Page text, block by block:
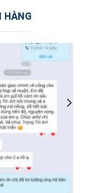
HÀNG